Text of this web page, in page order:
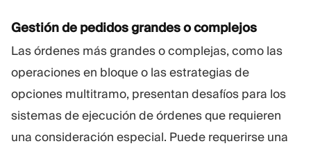
Gestión de pedidos grandes o complejos
Las órdenes más grandes o complejas, como las
operaciones en bloque o las estrategias de
opciones multitramo, presentan desafíos para los
sistemas de ejecución de órdenes que requieren
una consideración especial. Puede requerirse una